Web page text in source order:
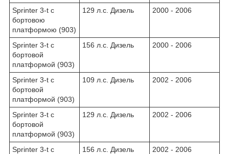
Sprinter 3-t c
бортовою
платформою (903)
129 л.с. Дизель 2000 - 2006
Sprinter 3-t c
бортовой
платформой (903)
156 л.с. Дизель 2000 - 2006
Sprinter 3-t c
бортовой
платформой (903)
109 л.с. Дизель 2002 - 2006
Sprinter 3-t c
бортовой
платформой (903)
129 л.с. Дизель 2002 - 2006
Sprinter 3-t c
156 л.с. Дизель 2002 - 2006